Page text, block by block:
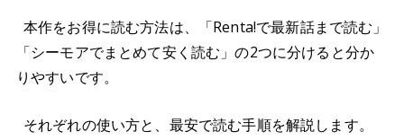
本作をお得に読む方法は、「Renta!で最新話まで読む」
「シーモアでまとめて安く読む」の2つに分けると分か
りやすいです。
それぞれの使い方と、最安で読む手順を解説します。